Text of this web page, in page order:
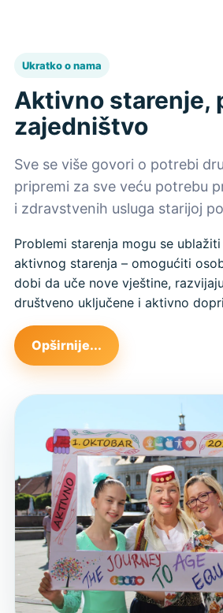
Ukratko o nama
Aktivno starenje,
zajedništvo
Sve se više govori o potrebi
pripremi za sve veću potrebu
i zdravstvenih usluga starijoj
Problemi starenja mogu se
aktivnog starenja – omogućiti
dobi da uče nove vještine,
društveno uključene i aktivno
Opširnije...